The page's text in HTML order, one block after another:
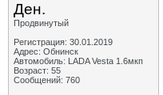
Ден.
Продвинутый
Регистрация: 30.01.2019
Адрес: Обнинск
Автомобиль: LADA Vesta 1.6мкп
Возраст: 55
Сообщений: 760